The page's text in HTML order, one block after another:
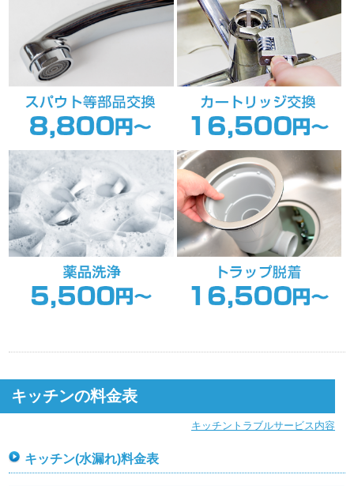
キッチンの料金表
キッチントラブルサービス内容
キッチン(水漏れ)料金表